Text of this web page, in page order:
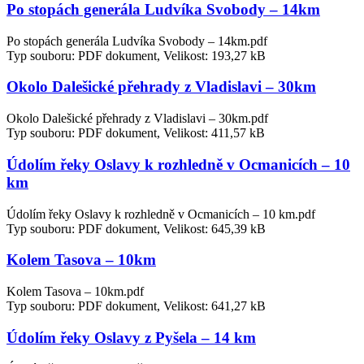
Po stopách generála Ludvíka Svobody – 14km
Po stopách generála Ludvíka Svobody – 14km.pdf
Typ souboru: PDF dokument, Velikost: 193,27 kB
Okolo Dalešické přehrady z Vladislavi – 30km
Okolo Dalešické přehrady z Vladislavi – 30km.pdf
Typ souboru: PDF dokument, Velikost: 411,57 kB
Údolím řeky Oslavy k rozhledně v Ocmanicích – 10
km
Údolím řeky Oslavy k rozhledně v Ocmanicích – 10 km.pdf
Typ souboru: PDF dokument, Velikost: 645,39 kB
Kolem Tasova – 10km
Kolem Tasova – 10km.pdf
Typ souboru: PDF dokument, Velikost: 641,27 kB
Údolím řeky Oslavy z Pyšela – 14 km